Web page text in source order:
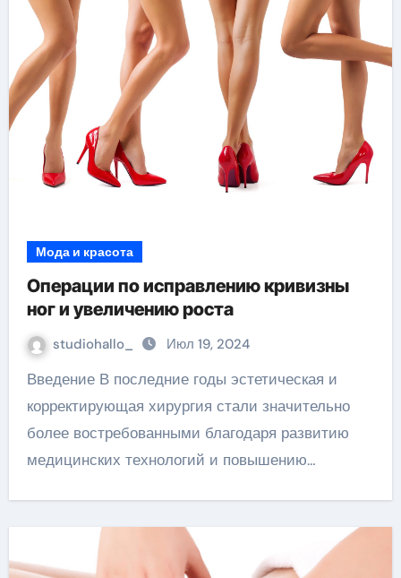
Мода и красота
Операции по исправлению кривизны
ног и увеличению роста
studiohallo_ Июл 19, 2024
Введение В последние годы эстетическая и
корректирующая хирургия стали значительно
более востребованными благодаря развитию
медицинских технологий и повышению…